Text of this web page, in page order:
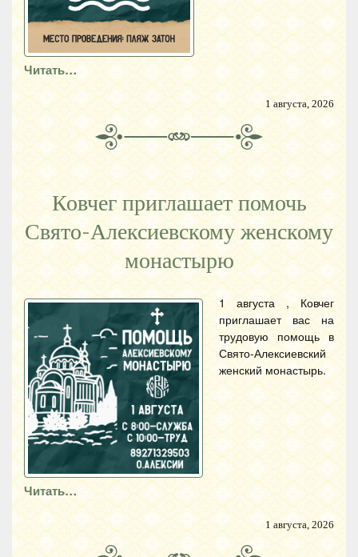
Читать…
1 августа, 2026
Ковчег приглашает помочь
Свято-Алексиевскому женскому
монастырю
1 августа , Ковчег
приглашает вас на
трудовую помощь в
Свято-Алексиевский
женский монастырь.
Читать…
1 августа, 2026